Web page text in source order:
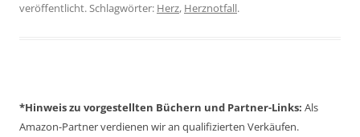
veröffentlicht. Schlagwörter: Herz, Herznotfall.
*Hinweis zu vorgestellten Büchern und Partner-Links: Als
Amazon-Partner verdienen wir an qualifizierten Verkäufen.